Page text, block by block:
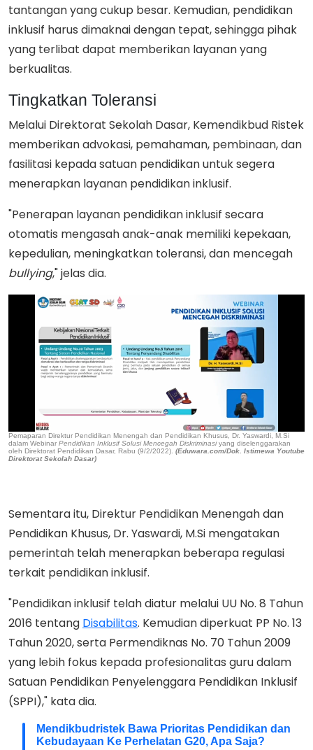
tantangan yang cukup besar. Kemudian, pendidikan
inklusif harus dimaknai dengan tepat, sehingga pihak
yang terlibat dapat memberikan layanan yang
berkualitas.
Tingkatkan Toleransi
Melalui Direktorat Sekolah Dasar, Kemendikbud Ristek
memberikan advokasi, pemahaman, pembinaan, dan
fasilitasi kepada satuan pendidikan untuk segera
menerapkan layanan pendidikan inklusif.
"Penerapan layanan pendidikan inklusif secara
otomatis mengasah anak-anak memiliki kepekaan,
kepedulian, meningkatkan toleransi, dan mencegah
bullying," jelas dia.
Pemaparan Direktur Pendidikan Menengah dan Pendidikan Khusus, Dr. Yaswardi, M.Si
dalam Webinar Pendidikan Inklusif Solusi Mencegah Diskriminasiyang diselenggarakan
oleh Direktorat Pendidikan Dasar, Rabu (9/2/2022). (Eduwara.com/Dok. Istimewa Youtube
Direktorat Sekolah Dasar)
Sementara itu, Direktur Pendidikan Menengah dan
Pendidikan Khusus, Dr. Yaswardi, M.Si mengatakan
pemerintah telah menerapkan beberapa regulasi
terkait pendidikan inklusif.
"Pendidikan inklusif telah diatur melalui UU No. 8 Tahun
2016 tentang Disabilitas. Kemudian diperkuat PP No. 13
Tahun 2020, serta Permendiknas No. 70 Tahun 2009
yang lebih fokus kepada profesionalitas guru dalam
Satuan Pendidikan Penyelenggara Pendidikan Inklusif
(SPPI)," kata dia.
Mendikbudristek Bawa Prioritas Pendidikan dan
Kebudayaan Ke Perhelatan G20, Apa Saja?